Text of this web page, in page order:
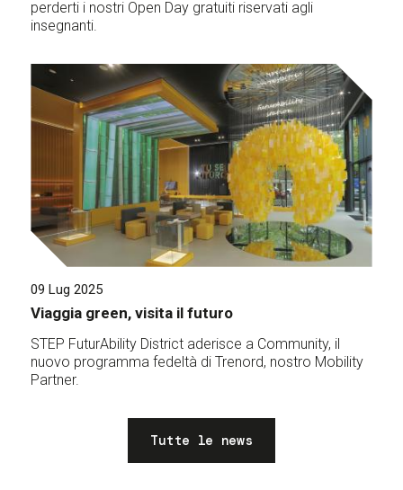
perderti i nostri Open Day gratuiti riservati agli
insegnanti.
09 Lug 2025
Viaggia green, visita il futuro
STEP FuturAbility District aderisce a Community, il
nuovo programma fedeltà di Trenord, nostro Mobility
Partner.
Tutte le news